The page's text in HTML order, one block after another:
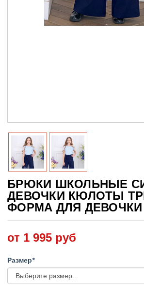
БРЮКИ ШКОЛЬНЫЕ
ДЕВОЧКИ КЮЛОТЫ
ФОРМА ДЛЯ ДЕВОЧКИ
от 1 995 руб
Размер*